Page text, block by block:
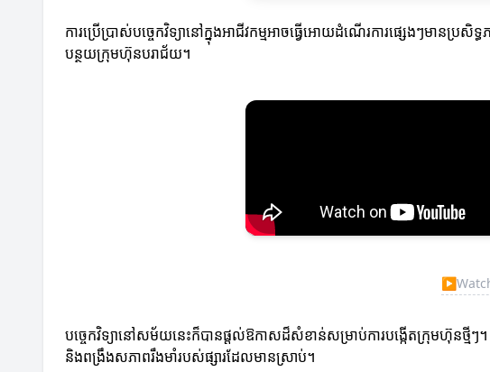
ការប្រើប្រាស់បច្ចេកវិទ្យានៅក្នុងអាជីវកម្មអាចធ្វើអោយដំណើរការផ្សេងៗមានប្
បន្ថយក្រុមហ៊ុនបរាជ័យ។
▶
បច្ចេកវិទ្យានៅសម័យនេះក៏បានផ្តល់ឱកាសដ៏សំខាន់សម្រាប់ការបង្កើតក្រុមហ៊ុនថ្មីៗ។
និងពង្រឹងសភាពរឹងមាំរបស់ផ្សារដែលមានស្រាប់។